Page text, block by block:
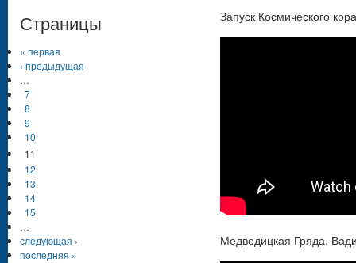
Запуск Космического
Медведицкая Гряда,
Страницы
« первая
‹ предыдущая
…
7
8
9
10
11
12
13
14
15
…
следующая ›
последняя »